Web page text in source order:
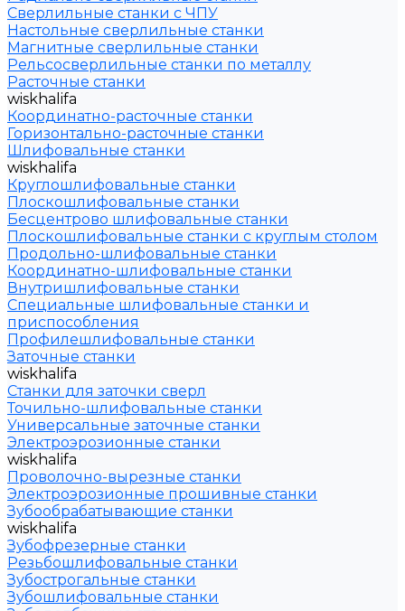
Сверлильные станки с ЧПУ
Настольные сверлильные станки
Магнитные сверлильные станки
Рельсосверлильные станки по металлу
Расточные станки
wiskhalifa
Координатно-расточные станки
Горизонтально-расточные станки
Шлифовальные станки
wiskhalifa
Круглошлифовальные станки
Плоскошлифовальные станки
Бесцентрово шлифовальные станки
Плоскошлифовальные станки с круглым столом
Продольно-шлифовальные станки
Координатно-шлифовальные станки
Внутришлифовальные станки
Специальные шлифовальные станки и
приспособления
Профилешлифовальные станки
Заточные станки
wiskhalifa
Станки для заточки сверл
Точильно-шлифовальные станки
Универсальные заточные станки
Электроэрозионные станки
wiskhalifa
Проволочно-вырезные станки
Электроэрозионные прошивные станки
Зубообрабатывающие станки
wiskhalifa
Зубофрезерные станки
Резьбошлифовальные станки
Зубострогальные станки
Зубошлифовальные станки